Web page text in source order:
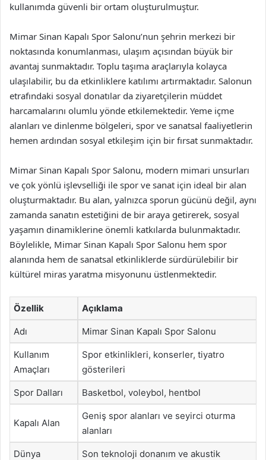
kullanımda güvenli bir ortam oluşturulmuştur.
Mimar Sinan Kapalı Spor Salonu’nun şehrin merkezi bir
noktasında konumlanması, ulaşım açısından büyük bir
avantaj sunmaktadır. Toplu taşıma araçlarıyla kolayca
ulaşılabilir, bu da etkinliklere katılımı artırmaktadır. Salonun
etrafındaki sosyal donatılar da ziyaretçilerin müddet
harcamalarını olumlu yönde etkilemektedir. Yeme içme
alanları ve dinlenme bölgeleri, spor ve sanatsal faaliyetlerin
hemen ardından sosyal etkileşim için bir fırsat sunmaktadır.
Mimar Sinan Kapalı Spor Salonu, modern mimari unsurları
ve çok yönlü işlevselliği ile spor ve sanat için ideal bir alan
oluşturmaktadır. Bu alan, yalnızca sporun gücünü değil, aynı
zamanda sanatın estetiğini de bir araya getirerek, sosyal
yaşamın dinamiklerine önemli katkılarda bulunmaktadır.
Böylelikle, Mimar Sinan Kapalı Spor Salonu hem spor
alanında hem de sanatsal etkinliklerde sürdürülebilir bir
kültürel miras yaratma misyonunu üstlenmektedir.
Özellik Açıklama
Adı Mimar Sinan Kapalı Spor Salonu
Kullanım
Amaçları
Spor etkinlikleri, konserler, tiyatro
gösterileri
Spor Dalları Basketbol, voleybol, hentbol
Kapalı Alan
Geniş spor alanları ve seyirci oturma
alanları
Dünya
Son teknoloji donanım ve akustik